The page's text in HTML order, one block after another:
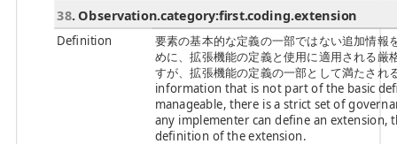
38. Observation.category:first.coding.extension
Definition
要素の基本的な定義の一部ではない追加情
めに、拡張機能の定義と使用に適用される
すが、拡張機能の定義の一部として満たさ
information that is not part of the basic
manageable, there is a strict set of
any implementer can define an extension,
definition of the extension.